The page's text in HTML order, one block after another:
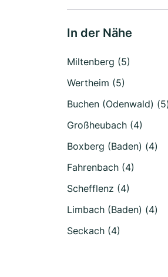
In der Nähe
Miltenberg (5)
Wertheim (5)
Buchen (Odenwald) (5)
Großheubach (4)
Boxberg (Baden) (4)
Fahrenbach (4)
Schefflenz (4)
Limbach (Baden) (4)
Seckach (4)